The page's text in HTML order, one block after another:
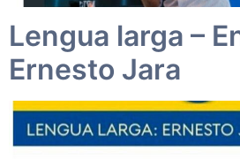
Lengua larga –
Ernesto Jara